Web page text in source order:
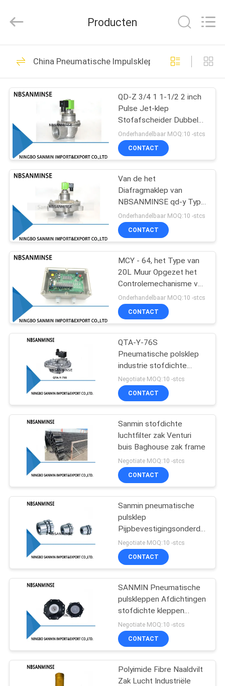
HUIS
PRODUCTEN
ONGEVEER
ONS
FABRIEKSREIS
KWALITEITSCONTROLE
CONTACTEER
ONS
NIEUWS
VERZOEK
OM EEN
CITAAT
SITEMAP
PRIVACYBELEID
Export
Co.,Ltd..
Reserved.
Pneumatische
magneetventiel
574
Pneumatische
Impulsklep
62
De pneumatische
Klep van Hoekseat
13
Pneumatische
Luchtvibrator
de klep van de
messingssolenoïde
38
Het Smeermiddel
van de
filterregelgever
84
Producten
China Pneumatische Impulsklep
QD-Z 3/4 1 1-1/2 2 inch
Pulse Jet-klep
Stofafscheider Dubbele
afdichting Membraanklep
SBFEC-type
Onderhandelbaar MOQ:10 -stcs
CONTACT
Van de het
Diafragmaklep van
NBSANMINSE qd-y Type
van de Impuls het
straalklep SBFEC voor de
collectorsysteem g1-1/2
Zakstof
Onderhandelbaar MOQ:10 -stcs
CONTACT
MCY - 64, het Type van
20L Muur Opgezet het
Controlemechanisme van
het
Controlemechanismepcb
van de Impuls Straalklep
Werk Vermogen
Onderhandelbaar MOQ:10 -stcs
CONTACT
QTA-Y-76S
Pneumatische polsklep
industrie stofdichte
staalfabriek Asco-type
Groot formaat
Negotiate MOQ:10 -stcs
CONTACT
Sanmin stofdichte
luchtfilter zak Venturi
buis Baghouse zak frame
Negotiate MOQ:10 -stcs
CONTACT
Sanmin pneumatische
pulsklep
Pijpbevestigingsonderdelen
Connector
Negotiate MOQ:10 -stcs
CONTACT
SANMIN Pneumatische
pulskleppen Afdichtingen
stofdichte kleppen
reparatieonderdelen
ASCO GOYEN SBFEC
Negotiate MOQ:10 -stcs
CONTACT
Polyimide Fibre Naaldvilt
Zak Lucht Industriële